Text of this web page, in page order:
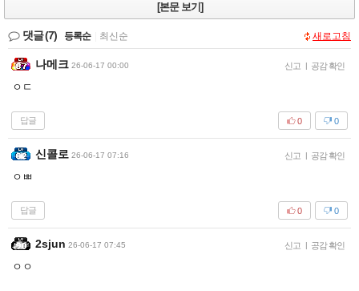
[본문 보기]
댓글(7) 등록순 최신순 새로고침
나메크 26-06-17 00:00 신고 | 공감 확인
ㅇㄷ
답글 0
0
신콜로 26-06-17 07:16 신고 | 공감 확인
ㅇㅃ
답글 0
0
2sjun 26-06-17 07:45 신고 | 공감 확인
ㅇㅇ